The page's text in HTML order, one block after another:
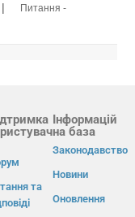
|
Питання -
та
Інформацій
на база
Законодавство
Новини
Оновлення